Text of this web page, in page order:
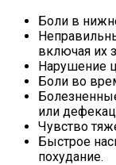
Боли в
включая их
Нарушение
Боли во
или
Чувство
Быстрое
похудание.